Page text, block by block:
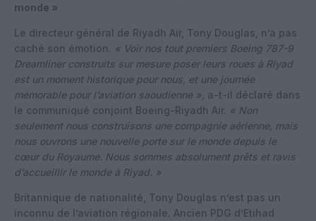
monde »
Le directeur général de Riyadh Air, Tony Douglas, n’a pas
caché son émotion. « Voir nos tout premiers Boeing 787-9
Dreamliner construits sur mesure poser leurs roues à Riyad
est un moment historique pour nous, et une journée
mémorable pour l’aviation saoudienne », a-t-il déclaré dans
le communiqué conjoint Boeing-Riyadh Air. « Non
seulement nous construisons une compagnie aérienne, mais
nous ouvrons une nouvelle porte sur le monde depuis le
cœur du Royaume. Nous sommes absolument prêts et ravis
d’accueillir le monde à Riyad. »
Britannique de nationalité, Tony Douglas n’est pas un
inconnu de l’aviation régionale. Ancien PDG d’Etihad